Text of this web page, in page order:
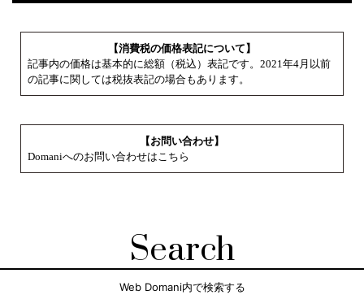
【消費税の価格表記について】
記事内の価格は基本的に総額（税込）表記です。2021年4月以前
の記事に関しては税抜表記の場合もあります。
【お問い合わせ】
Domaniへのお問い合わせはこちら
Search
Web Domani内で検索する